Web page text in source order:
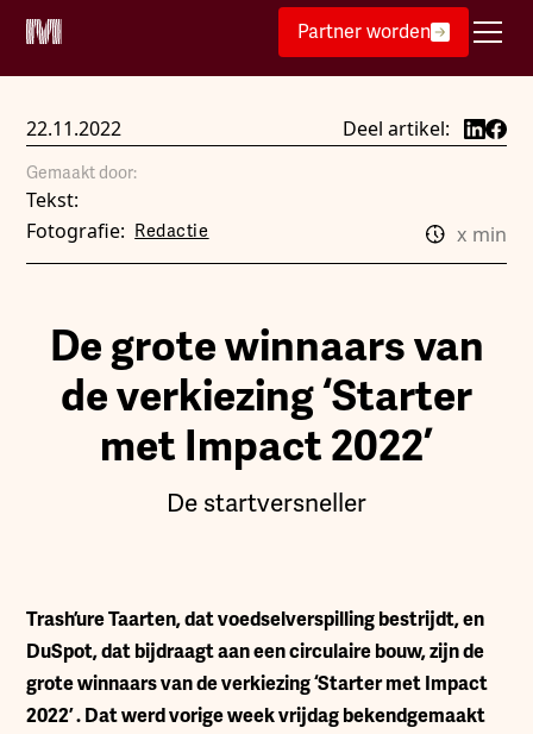
Partner worden
22.11.2022 Deel artikel:
Gemaakt door:
Tekst:
Fotografie:
Redactie x min
De grote winnaars van
de verkiezing ‘Starter
met Impact 2022’
De startversneller
Trash’ure Taarten, dat voedselverspilling bestrijdt, en
DuSpot, dat bijdraagt aan een circulaire bouw, zijn de
grote winnaars van de verkiezing ‘Starter met Impact
2022’ . Dat werd vorige week vrijdag bekendgemaakt